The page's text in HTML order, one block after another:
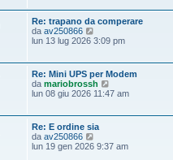
a
g
g
i
o
o
m
s
a
g
g
i
o
u
l
t
i
o
m
e
s
a
g
g
i
o
Re: trapano da comperare
da av250866
e
l
t
i
o
m
s
lun 13 lug 2026 3:09 pm
Re: Mini UPS per Modem
da mariobrossh
e
t
i
lun 08 giu 2026 11:47 am
Re: E ordine sia
da av250866
e
lun 19 gen 2026 9:37 am